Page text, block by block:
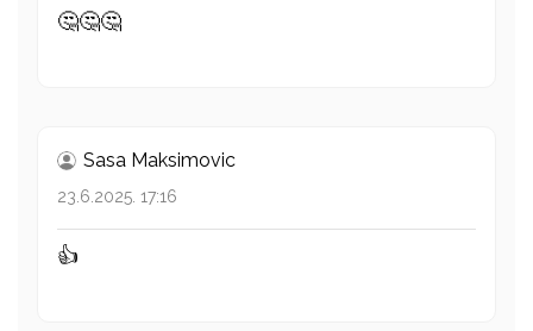
🤔🤔🤔
Sasa Maksimovic
23.6.2025. 17:16
👍